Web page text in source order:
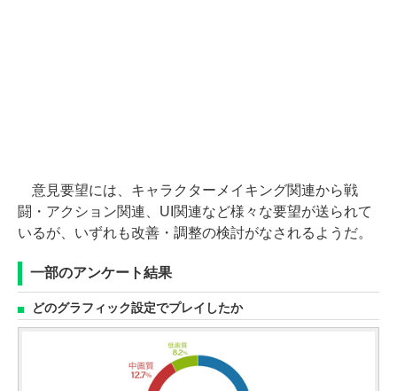
意見要望には、キャラクターメイキング関連から戦
闘・アクション関連、UI関連など様々な要望が送られて
いるが、いずれも改善・調整の検討がなされるようだ。
一部のアンケート結果
どのグラフィック設定でプレイしたか